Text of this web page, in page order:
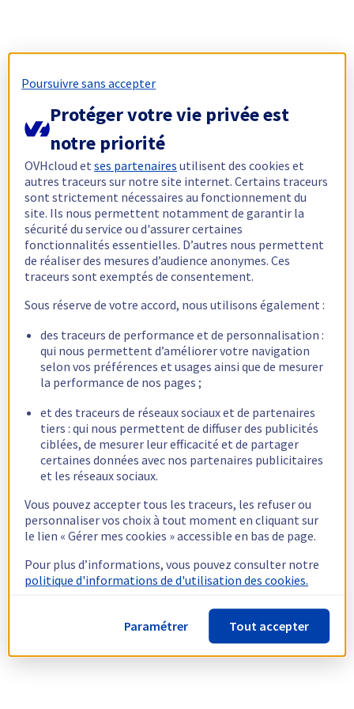
Poursuivre sans accepter
Protéger votre vie privée est
notre priorité
OVHcloud etses partenaires utilisent des cookies et
autres traceurs sur notre site internet. Certains traceurs
sont strictement nécessaires au fonctionnement du
site. Ils nous permettent notamment de garantir la
sécurité du service ou d'assurer certaines
fonctionnalités essentielles. D’autres nous permettent
de réaliser des mesures d’audience anonymes. Ces
traceurs sont exemptés de consentement.
Sous réserve de votre accord, nous utilisons également :
des traceurs de performance et de personnalisation :
qui nous permettent d’améliorer votre navigation
selon vos préférences et usages ainsi que de mesurer
la performance de nos pages ;
et des traceurs de réseaux sociaux et de partenaires
tiers : qui nous permettent de diffuser des publicités
ciblées, de mesurer leur efficacité et de partager
certaines données avec nos partenaires publicitaires
et les réseaux sociaux.
Vous pouvez accepter tous les traceurs, les refuser ou
personnaliser vos choix à tout moment en cliquant sur
le lien « Gérer mes cookies » accessible en bas de page.
Pour plus d’informations, vous pouvez consulter notre
politique d'informations de d'utilisation des cookies.
Paramétrer Tout accepter